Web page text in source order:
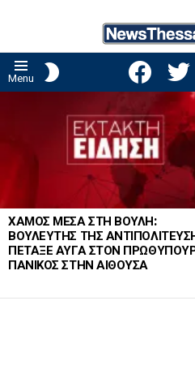
Menu
facebook
ΧΑΜΟΣ ΜΕΣΑ ΣΤΗ ΒΟΥΛΗ:
ΒΟΥΛΕΥΤΗΣ ΤΗΣ
ΠΕΤΑΞΕ ΑΥΓΑ ΣΤΟΝ
ΠΑΝΙΚΟΣ ΣΤΗΝ ΑΙΘΟΥΣΑ